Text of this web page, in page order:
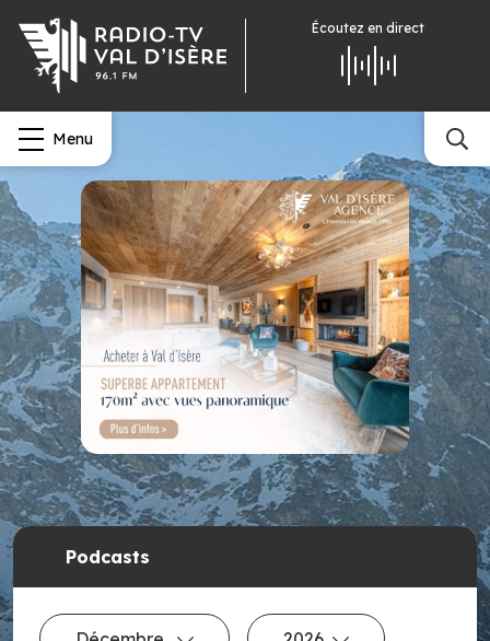
Écoutez en direct
Menu
Podcasts